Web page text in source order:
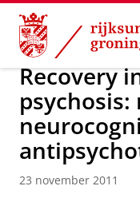
Skip
Content
Skip
Navigation
Over ons Actueel
Recovery
psychosis:
23 november 2011